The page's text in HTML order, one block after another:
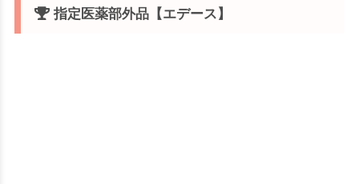
指定医薬部外品【エデース】